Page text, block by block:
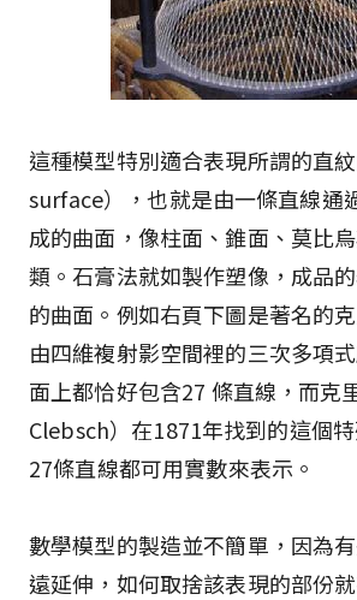
這種模型特別適合表現所謂的直
surface），也就是由一條直線通
成的曲面，像柱面、錐面、莫比
類。石膏法就如製作塑像，成品
的曲面。例如右頁下圖是著名的
由四維複射影空間裡的三次多項
面上都恰好包含27 條直線，而克
Clebsch）在1871年找到的這個
27條直線都可用實數來表示。
數學模型的製造並不簡單，因為
遠延伸，如何取捨該表現的部份